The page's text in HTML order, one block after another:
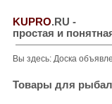
KUPRO.RU -
простая и
Вы здесь: Доска
Товары для